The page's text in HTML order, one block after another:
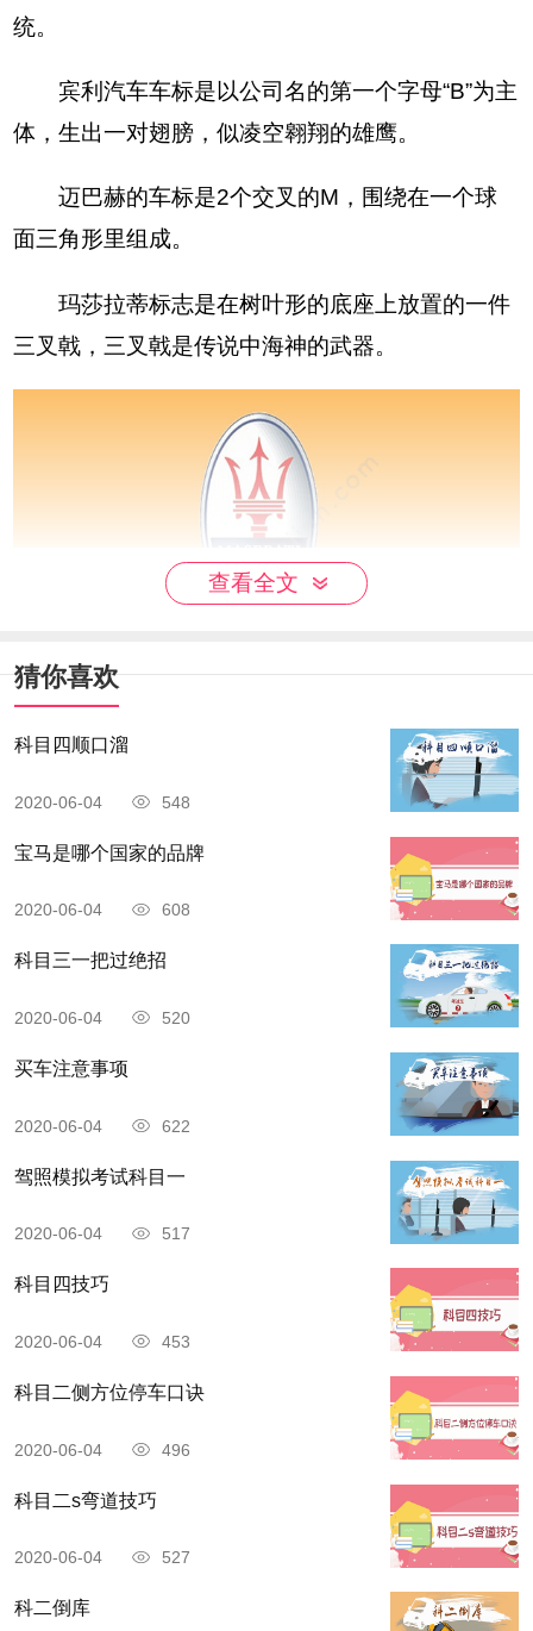
统。
宾利汽车车标是以公司名的第一个字母“B”为主
体，生出一对翅膀，似凌空翱翔的雄鹰。
迈巴赫的车标是2个交叉的M，围绕在一个球
面三角形里组成。
玛莎拉蒂标志是在树叶形的底座上放置的一件
三叉戟，三叉戟是传说中海神的武器。
保时捷盾牌标志中的黑马象征着惊人的爆发
阿斯顿·马丁汽车标志为一只展翅飞翔的大鹏，
雷克萨斯的车标是用椭圆环绕的L字母，代表
查看全文
猜你喜欢
科目四顺口溜
2020-06-04 548
宝马是哪个国家的品牌
2020-06-04 608
科目三一把过绝招
2020-06-04 520
买车注意事项
2020-06-04 622
驾照模拟考试科目一
2020-06-04 517
科目四技巧
2020-06-04 453
科目二侧方位停车口诀
2020-06-04 496
科目二s弯道技巧
2020-06-04 527
科二倒库